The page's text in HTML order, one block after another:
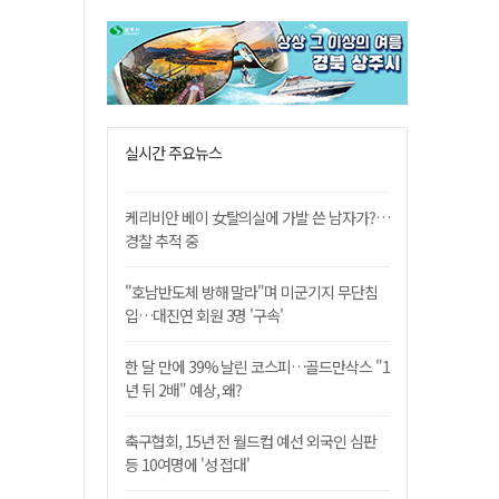
실시간 주요뉴스
케리비안 베이 女탈의실에 가발 쓴 남자가?…
경찰 추적 중
"호남반도체 방해 말라"며 미군기지 무단침
입…대진연 회원 3명 '구속'
한 달 만에 39% 날린 코스피…골드만삭스 "1
년 뒤 2배" 예상, 왜?
축구협회, 15년 전 월드컵 예선 외국인 심판
등 10여명에 '성 접대'